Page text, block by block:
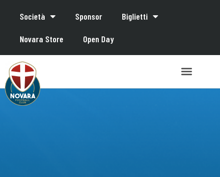
Società Sponsor Biglietti
Novara Store Open Day